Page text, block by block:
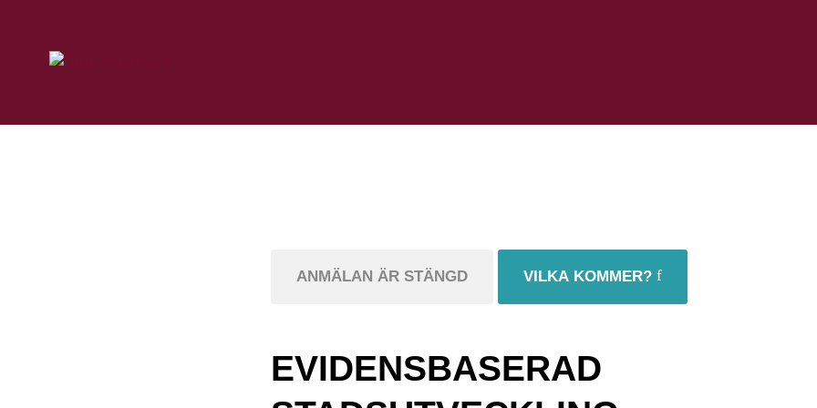
ANMÄLAN ÄR STÄNGD VILKA KOMMER?
EVIDENSBASERAD